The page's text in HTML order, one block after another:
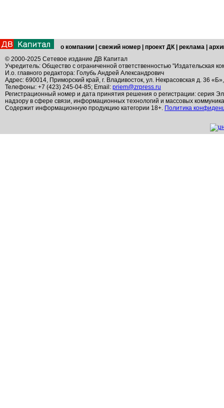
о компании свежий номер проект ДК реклама
© 2000-2025 Сетевое издание ДВ Капитал
Учредитель: Общество с ограниченной ответственностью "Издательская
И.о. главного редактора: Голубь Андрей Александрович
Адрес: 690014, Приморский край, г. Владивосток, ул. Некрасовская д. 36
Телефоны: +7 (423) 245-04-85; Email: priem@zrpress.ru
Регистрационный номер и дата принятия решения о регистрации: серия
надзору в сфере связи, информационных технологий и массовых
Содержит информационную продукцию категории 18+. Политика